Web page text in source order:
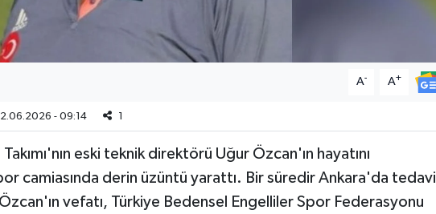
A- A+
- 09:14 1
eski teknik direktörü Uğur Özcan'ın hayatını
camiasında derin üzüntü yarattı. Bir süredir Ankara'da tedavi
vefatı, Türkiye Bedensel Engelliler Spor Federasyonu